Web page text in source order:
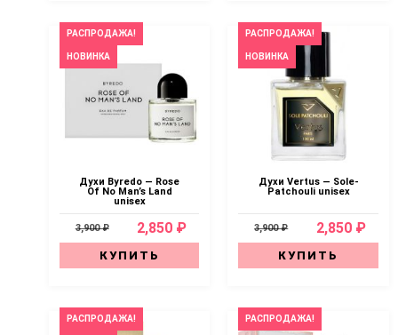
РАСПРОДАЖА!
НОВИНКА
Духи Byredo — Rose
Of No Man’s Land
unisex
3,900 ₽ 2,850 ₽
КУПИТЬ
РАСПРОДАЖА!
НОВИНКА
Духи Vertus — Sole-
Patchouli unisex
3,900 ₽ 2,850 ₽
КУПИТЬ
РАСПРОДАЖА! РАСПРОДАЖА!